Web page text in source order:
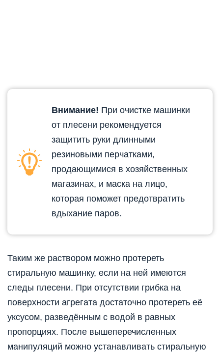
Внимание! При очистке машинки
от плесени рекомендуется
защитить руки длинными
резиновыми перчатками,
продающимися в хозяйственных
магазинах, и маска на лицо,
которая поможет предотвратить
вдыхание паров.
Таким же раствором можно протереть
стиральную машинку, если на ней имеются
следы плесени. При отсутствии грибка на
поверхности агрегата достаточно протереть её
уксусом, разведённым с водой в равных
пропорциях. После вышеперечисленных
манипуляций можно устанавливать стиральную